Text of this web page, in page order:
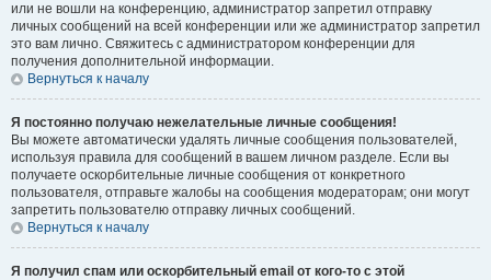
или не вошли на конференцию, администратор запретил отправку
личных сообщений на всей конференции или же администратор запретил
это вам лично. Свяжитесь с администратором конференции для
получения дополнительной информации.
Вернуться к началу
Я постоянно получаю нежелательные личные сообщения!
Вы можете автоматически удалять личные сообщения пользователей,
используя правила для сообщений в вашем личном разделе. Если вы
получаете оскорбительные личные сообщения от конкретного
пользователя, отправьте жалобы на сообщения модераторам; они могут
запретить пользователю отправку личных сообщений.
Вернуться к началу
Я получил спам или оскорбительный email от кого-то с этой